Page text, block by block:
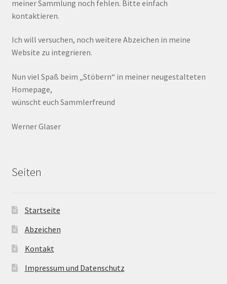
meiner Sammlung noch fehlen. Bitte einfach
kontaktieren.
Ich will versuchen, noch weitere Abzeichen in meine
Website zu integrieren.
Nun viel Spaß beim „Stöbern“ in meiner neugestalteten
Homepage,
wünscht euch Sammlerfreund
Werner Glaser
Seiten
Startseite
Abzeichen
Kontakt
Impressum und Datenschutz